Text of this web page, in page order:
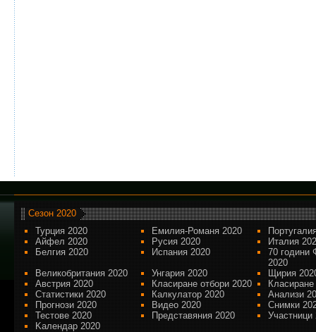
Сезон 2020
Турция 2020
Емилия-Романя 2020
Айфел 2020
Русия 2020
Италия
Белгия 2020
Испания 2020
70 години
2020
Великобритания 2020
Унгария 2020
Щирия
Австрия 2020
Класиране отбори 2020
Статистики 2020
Калкулатор 2020
Анализи
Прогнози 2020
Видео 2020
Снимки
Тестове 2020
Представяния 2020
Участници
Kалендар 2020